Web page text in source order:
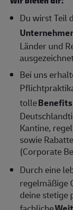
Du wirst Teil
Länder und
Bei uns
tolleBenefits
Kantine,
sowie
(Corporate
Durch eine
regelmäßige
deine stetige